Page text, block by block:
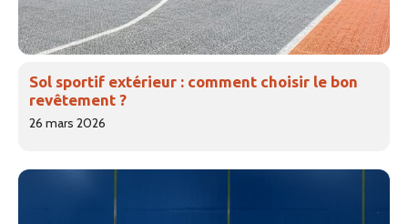
Sol sportif extérieur : comment choisir le bon
revêtement ?
26 mars 2026